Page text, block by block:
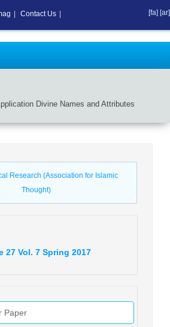
Divine Names and Attributes
Research (Association for Islamic
Thought)
27 Vol. 7 Spring 2017
Paper
Contact Us [fa] [ar]